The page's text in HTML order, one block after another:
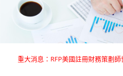
重大消息：RFP美國註冊財務策劃